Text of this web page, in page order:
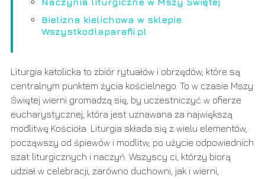
Bielizna kielichowa w sklepie
Wszystkodlaparafii.pl
Liturgia katolicka to zbiór rytuałów i obrzędów, które są
centralnym punktem życia kościelnego. To w czasie Mszy
Świętej wierni gromadzą się, by uczestniczyć w ofierze
eucharystycznej, która jest uznawana za największą
modlitwę Kościoła. Liturgia składa się z wielu elementów,
począwszy od śpiewów i modlitw, po użycie odpowiednich
szat liturgicznych i naczyń. Wszyscy ci, którzy biorą
udział w celebracji, zarówno duchowni, jak i wierni,